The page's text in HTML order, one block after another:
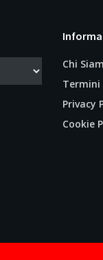
Chi
Termini
Privacy
Cookie